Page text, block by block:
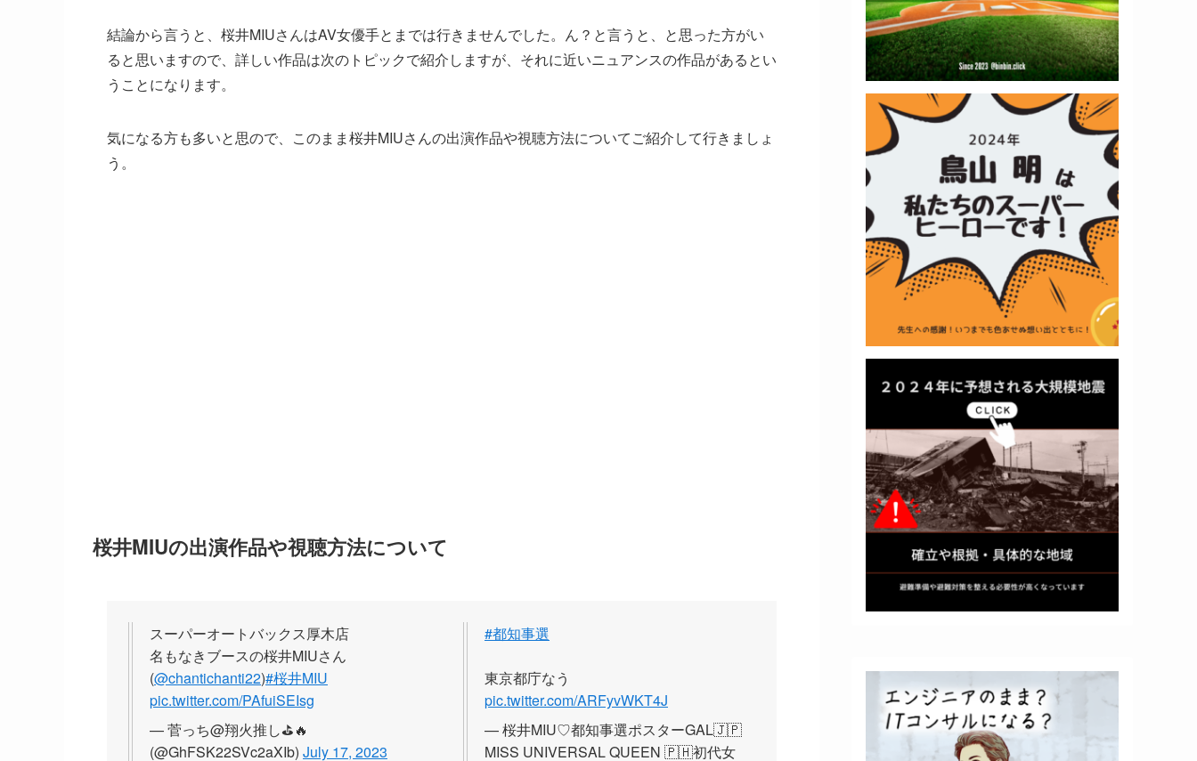
結論から言うと、桜井MIUさんはAV女優手とまでは行きませんでした。ん？と言うと、と思った方がい
ると思いますので、詳しい作品は次のトピックで紹介しますが、それに近いニュアンスの作品があるとい
うことになります。
気になる方も多いと思ので、このまま桜井MIUさんの出演作品や視聴方法についてご紹介して行きましょ
う。
桜井MIUの出演作品や視聴方法について
スーパーオートバックス厚木店
名もなきブースの桜井MIUさん
(@chantichanti22)#桜井MIU
pic.twitter.com/PAfuiSEIsg
— 菅っち@翔火推し⛳️🔥
(@GhFSK22SVc2aXIb) July 17, 2023
#都知事選
東京都庁なう
pic.twitter.com/ARFyvWKT4J
— 桜井MIU♡都知事選ポスターGAL🇯🇵
MISS UNIVERSAL QUEEN 🇵🇭初代女